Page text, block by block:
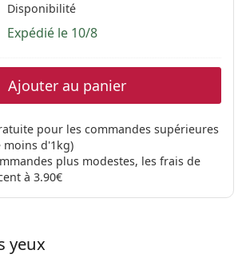
Disponibilité
Expédié le 10/8
Ajouter au panier
pour les commandes supérieures
moins d'1kg)
plus modestes, les frais de
à 3.90€
yeux